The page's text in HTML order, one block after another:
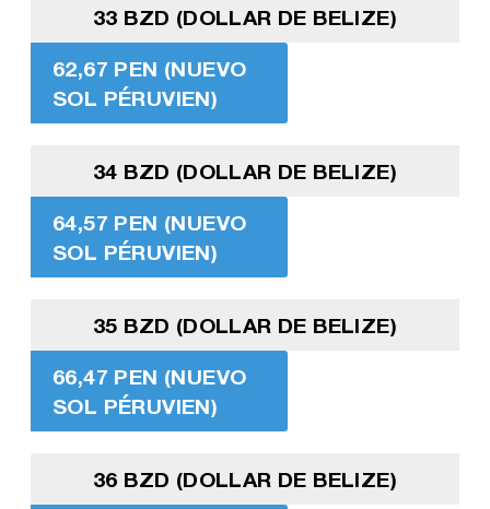
33 BZD (DOLLAR DE BELIZE)
62,67 PEN (NUEVO
SOL PÉRUVIEN)
34 BZD (DOLLAR DE BELIZE)
64,57 PEN (NUEVO
SOL PÉRUVIEN)
35 BZD (DOLLAR DE BELIZE)
66,47 PEN (NUEVO
SOL PÉRUVIEN)
36 BZD (DOLLAR DE BELIZE)